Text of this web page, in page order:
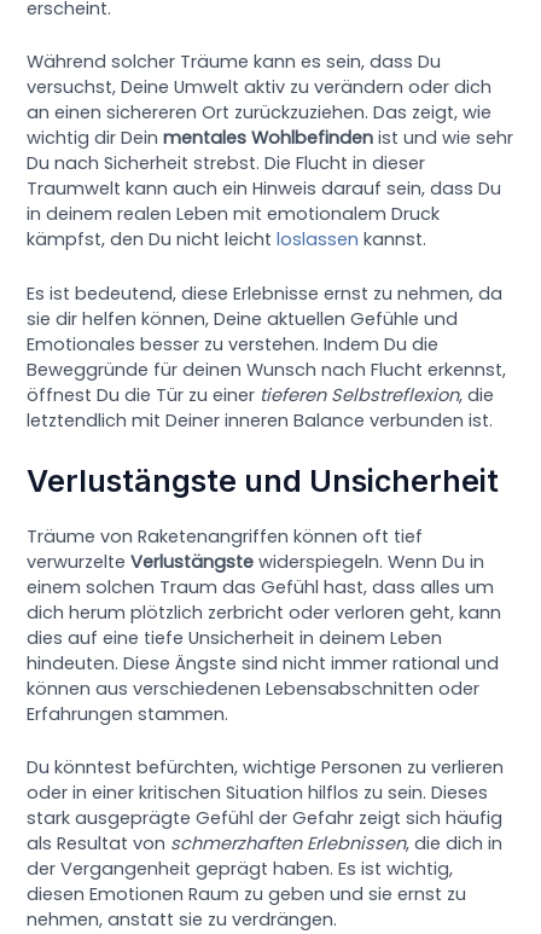
erscheint.
Während solcher Träume kann es sein, dass Du
versuchst, Deine Umwelt aktiv zu verändern oder dich
an einen sichereren Ort zurückzuziehen. Das zeigt, wie
wichtig dir Deinmentales Wohlbefinden ist und wie sehr
Du nach Sicherheit strebst. Die Flucht in dieser
Traumwelt kann auch ein Hinweis darauf sein, dass Du
in deinem realen Leben mit emotionalem Druck
kämpfst, den Du nicht leichtloslassen kannst.
Es ist bedeutend, diese Erlebnisse ernst zu nehmen, da
sie dir helfen können, Deine aktuellen Gefühle und
Emotionales besser zu verstehen. Indem Du die
Beweggründe für deinen Wunsch nach Flucht erkennst,
öffnest Du die Tür zu einer tieferen Selbstreflexion, die
letztendlich mit Deiner inneren Balance verbunden ist.
Verlustängste und Unsicherheit
Träume von Raketenangriffen können oft tief
verwurzelteVerlustängste widerspiegeln. Wenn Du in
einem solchen Traum das Gefühl hast, dass alles um
dich herum plötzlich zerbricht oder verloren geht, kann
dies auf eine tiefe Unsicherheit in deinem Leben
hindeuten. Diese Ängste sind nicht immer rational und
können aus verschiedenen Lebensabschnitten oder
Erfahrungen stammen.
Du könntest befürchten, wichtige Personen zu verlieren
oder in einer kritischen Situation hilflos zu sein. Dieses
stark ausgeprägte Gefühl der Gefahr zeigt sich häufig
als Resultat von schmerzhaften Erlebnissen, die dich in
der Vergangenheit geprägt haben. Es ist wichtig,
diesen Emotionen Raum zu geben und sie ernst zu
nehmen, anstatt sie zu verdrängen.